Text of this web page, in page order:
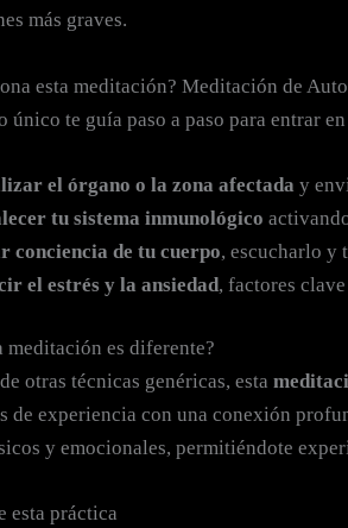
más graves.
esta meditación? Meditación de
único te guía paso a paso para entrar
el órgano o la zona afectada y
tu sistema inmunológico
conciencia de tu cuerpo, escucharlo y
el estrés y la ansiedad, factores
meditación es diferente?
otras técnicas genéricas, esta
de experiencia con una conexión
y emocionales, permitiéndote
esta práctica